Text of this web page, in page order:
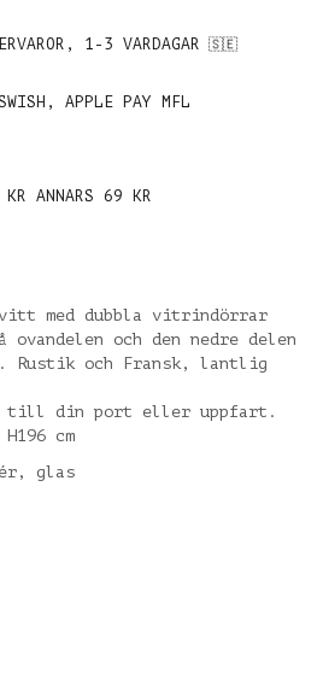
1-3 VARDAGAR 🇸🇪
APPLE PAY MFL
ANNARS 69 KR
med dubbla vitrindörrar
ovandelen och den nedre delen
Rustik och Fransk, lantlig
till din port eller uppfart.
cm
glas